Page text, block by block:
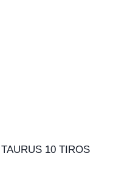
10 TIROS